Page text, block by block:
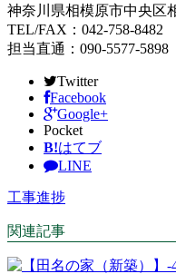
神奈川県相模原市中央区
TEL/FAX：042-758-8482
担当直通：090-5577-5898
Twitter
Facebook
Google+
Pocket
B!はてブ
LINE
工事進捗
関連記事